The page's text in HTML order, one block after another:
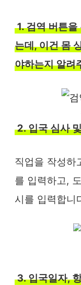
1. 검역 버튼
는데, 이건 몸
야하는지 알려
2. 입국 심사
직업을 작성하
를 입력하고,
시를 입력합니
3. 입국일자,